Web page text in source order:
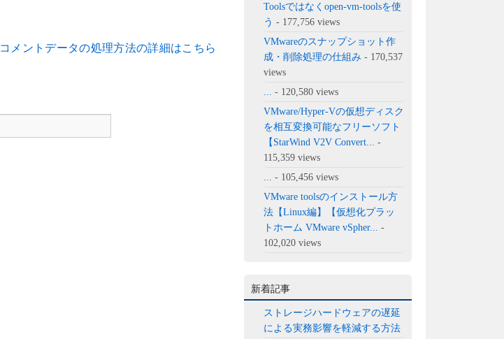
コメントデータの処理方法の詳細はこちら
Toolsではなくopen-vm-toolsを使
う - 177,756 views
VMwareのスナップショット作
成・削除処理の仕組み - 170,537
views
- 120,580 views
VMware/Hyper-Vの仮想ディスク
を相互変換可能なフリーソフト
【StarWind V2V Convert...
-
115,359 views
- 105,456 views
VMware toolsのインストール方
法【Linux編】【仮想化プラッ
トホーム VMware vSpher...
-
102,020 views
新着記事
ストレージハードウェアの遅延
による実務影響を軽減する方法